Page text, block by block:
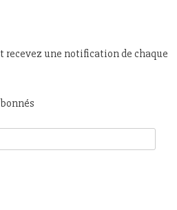
recevez une notification de chaque